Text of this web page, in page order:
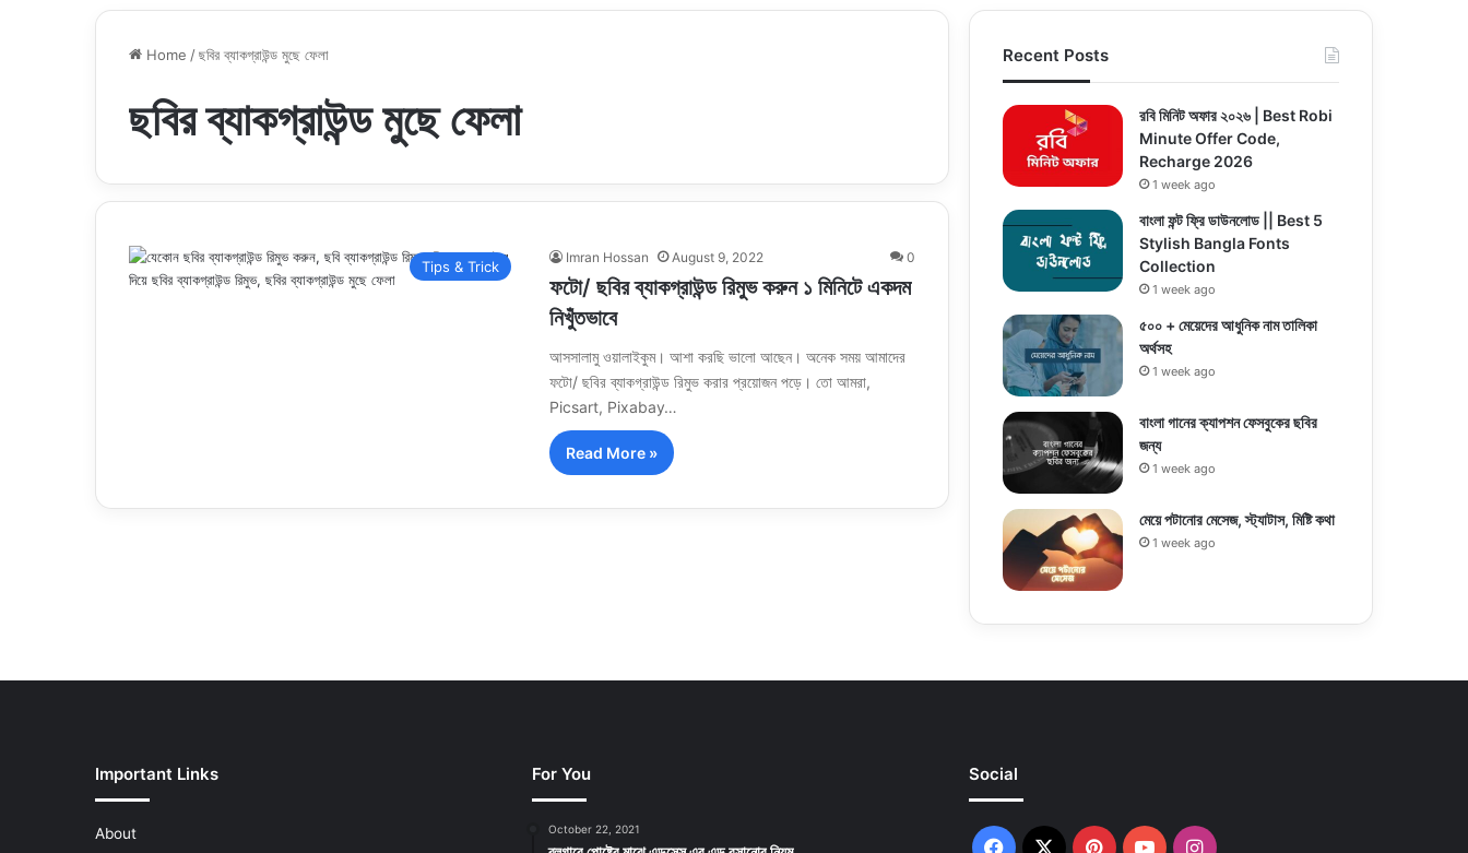
Home /ছবির ব্যাকগ্রাউন্ড মুছে ফেলা
ছবির ব্যাকগ্রাউন্ড মুছে ফেলা
Tips & Trick
Imran Hossan August 9, 2022 0
ফটো/ ছবির ব্যাকগ্রাউন্ড রিমুভ করুন ১ মিনিটে একদম
নিখুঁতভাবে
আসসালামু ওয়ালাইকুম। আশা করছি ভালো আছেন। অনেক সময় আমাদের
ফটো/ ছবির ব্যাকগ্রাউন্ড রিমুভ করার প্রয়োজন পড়ে। তো আমরা,
Picsart, Pixabay…
Read More »
Recent Posts
রবি মিনিট অফার ২০২৬ | Best Robi
Minute Offer Code,
Recharge 2026
1 week ago
বাংলা ফন্ট ফ্রি ডাউনলোড || Best 5
Stylish Bangla Fonts
Collection
1 week ago
৫০০ + মেয়েদের আধুনিক নাম তালিকা
অর্থসহ
1 week ago
বাংলা গানের ক্যাপশন ফেসবুকের ছবির
জন্য
1 week ago
মেয়ে পটানোর মেসেজ, স্ট্যাটাস, মিষ্টি কথা
1 week ago
Important Links
About
For You
October 22, 2021
Social
Facebook
X PinterestYouTubeInstagram